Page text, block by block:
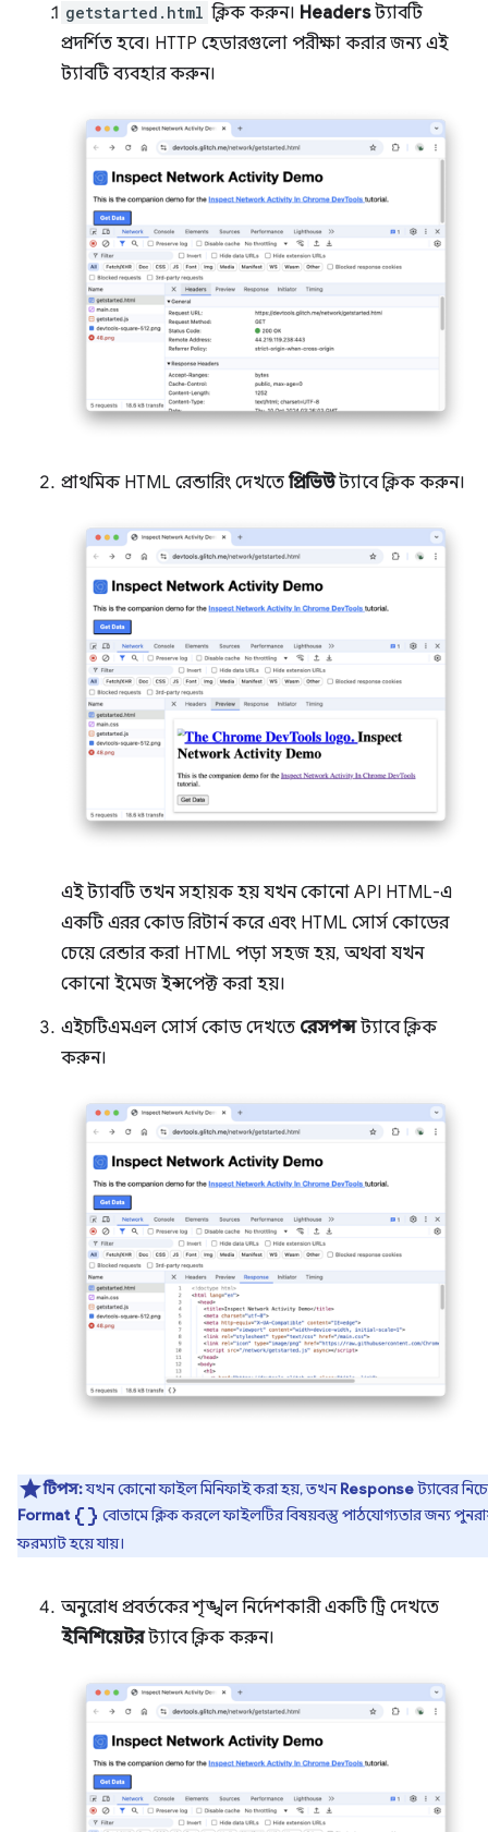
getstarted.html ক্লিক করুন। Headersট্যাবটি
প্রদর্শিত হবে। HTTP হেডারগুলো পরীক্ষা করার জন্য এই
ট্যাবটি ব্যবহার করুন।
প্রাথমিক HTML রেন্ডারিং দেখতেপ্রিভিউট্যাবে ক্লিক করুন।
এই ট্যাবটি তখন সহায়ক হয় যখন কোনো API HTML-এ
একটি এরর কোড রিটার্ন করে এবং HTML সোর্স কোডের
চেয়ে রেন্ডার করা HTML পড়া সহজ হয়, অথবা যখন
কোনো ইমেজ ইন্সপেক্ট করা হয়।
এইচটিএমএল সোর্স কোড দেখতে রেসপন্সট্যাবে ক্লিক
করুন।
টিপস:যখন কোনো ফাইল মিনিফাই করা হয়, তখনResponseট্যাবের
Format data_object বোতামে ক্লিক করলে ফাইলটির বিষয়বস্তু পাঠযোগ্যতার জন্য
ফরম্যাট হয়ে যায়।
অনুরোধ প্রবর্তকের শৃঙ্খল নির্দেশকারী একটি ট্রি দেখতে
ইনিশিয়েটরট্যাবে ক্লিক করুন।